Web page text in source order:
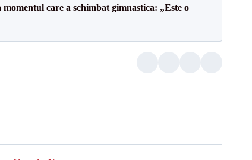
care a schimbat gimnastica: „Este o